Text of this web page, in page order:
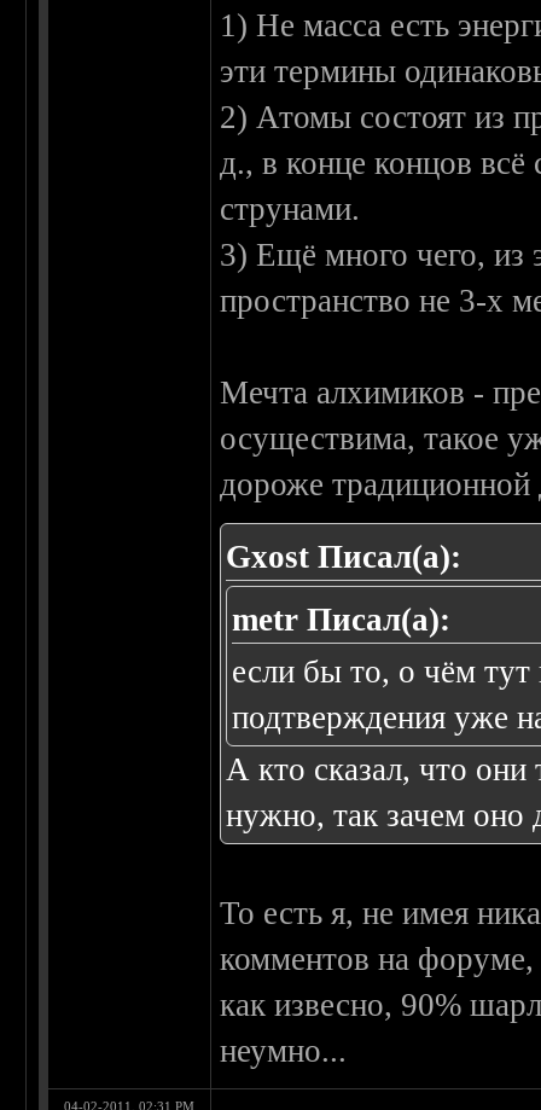
1) Не масса есть
эти термины
2) Атомы состоят из
д., в конце концов
струнами.
3) Ещё много чего, из
пространство не 3-х
Мечта алхимиков -
осуществима, такое
дороже традиционной
Gxost Писал(а):
metr Писал(а):
если бы то, о чём
подтверждения уже
А кто сказал, что они
нужно, так зачем оно
То есть я, не имея
комментов на
как извесно, 90%
неумно...
04-02-2011, 02:31 PM